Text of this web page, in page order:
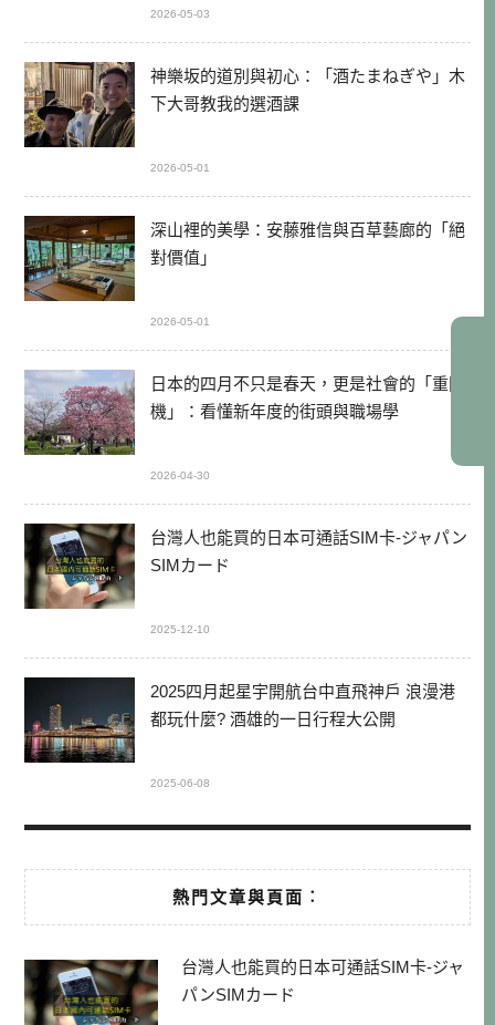
2026-05-03
神樂坂的道別與初心：「酒たまねぎや」木
下大哥教我的選酒課
2026-05-01
深山裡的美學：安藤雅信與百草藝廊的「絕
對價值」
2026-05-01
日本的四月不只是春天，更是社會的「重開
機」：看懂新年度的街頭與職場學
2026-04-30
台灣人也能買的日本可通話SIM卡-ジャパン
SIMカード
2025-12-10
2025四月起星宇開航台中直飛神戶 浪漫港
都玩什麼? 酒雄的一日行程大公開
2025-06-08
熱門文章與頁面︰
台灣人也能買的日本可通話SIM卡-ジャ
パンSIMカード